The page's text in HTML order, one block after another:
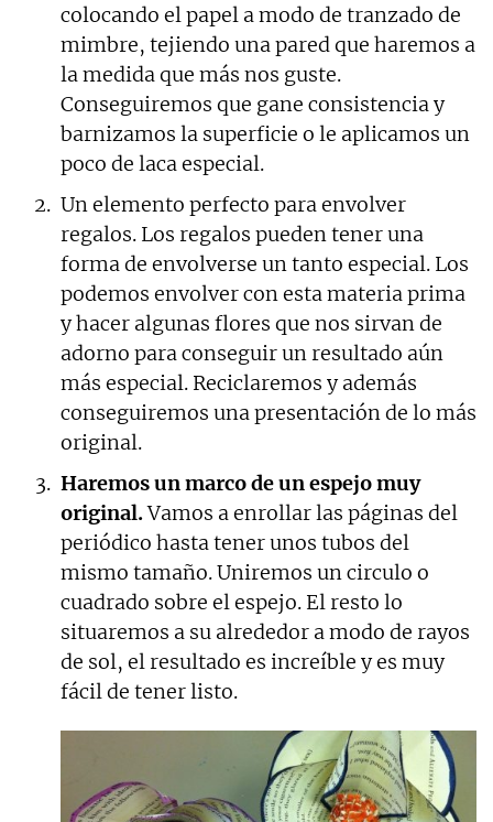
colocando el papel a modo de tranzado de
mimbre, tejiendo una pared que haremos a
la medida que más nos guste.
Conseguiremos que gane consistencia y
barnizamos la superficie o le aplicamos un
poco de laca especial.
Un elemento perfecto para envolver
regalos. Los regalos pueden tener una
forma de envolverse un tanto especial. Los
podemos envolver con esta materia prima
y hacer algunas flores que nos sirvan de
adorno para conseguir un resultado aún
más especial. Reciclaremos y además
conseguiremos una presentación de lo más
original.
Haremos un marco de un espejo muy
original.Vamos a enrollar las páginas del
periódico hasta tener unos tubos del
mismo tamaño. Uniremos un circulo o
cuadrado sobre el espejo. El resto lo
situaremos a su alrededor a modo de rayos
de sol, el resultado es increíble y es muy
fácil de tener listo.